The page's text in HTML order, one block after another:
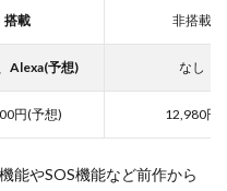
搭載 非搭載
Alexa(予想) なし
円(予想) 12,980円
能やSOS機能など前作から